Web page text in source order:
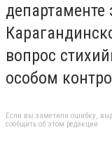
департаменте
вопрос
особом
Если вы заметили ошибку,
сообщить об этом редакции